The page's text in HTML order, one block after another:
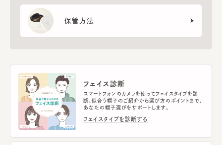
保管方法
フェイス診断
スマートフォンのカメラを使ってフェイスタイプを診
断。似合う帽子のご紹介から選び方のポイントまで、
あなたの帽子選びをサポートします。
フェイスタイプを診断する